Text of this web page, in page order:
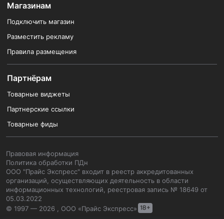
Магазинам
Подключить магазин
Разместить рекламу
Правила размещения
Партнёрам
Товарные виджеты
Партнерские ссылки
Товарные фиды
Правовая информация
Политика обработки ПДн
ООО "Прайс Экспресс" входит в реестр аккредитованных
организаций, осуществляющих деятельность в области
информационных технологий, реестровая запись № 18649 от
05.03.2022
© 1997 — 2026 , ООО «Прайс Экспресс»